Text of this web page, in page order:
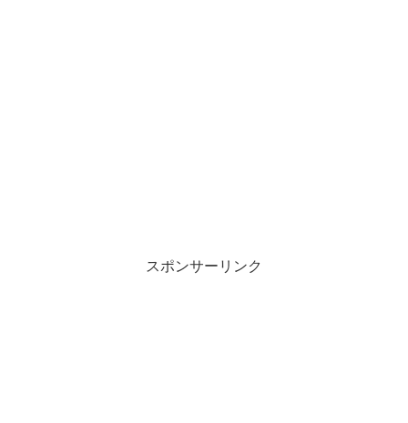
スポンサーリンク